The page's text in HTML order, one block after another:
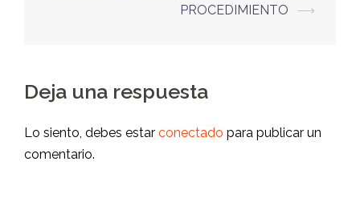
PROCEDIMIENTO
⟶
Deja una respuesta
Lo siento, debes estar conectado para publicar un
comentario.